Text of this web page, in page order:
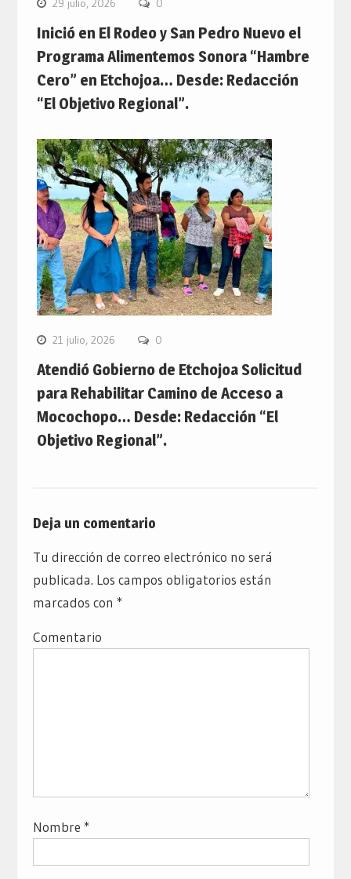
29 julio, 2026 0
Inició en El Rodeo y San Pedro Nuevo el
Programa Alimentemos Sonora “Hambre
Cero” en Etchojoa… Desde: Redacción
“El Objetivo Regional”.
21 julio, 2026 0
Atendió Gobierno de Etchojoa Solicitud
para Rehabilitar Camino de Acceso a
Mocochopo… Desde: Redacción “El
Objetivo Regional”.
Deja un comentario
Tu dirección de correo electrónico no será
publicada. Los campos obligatorios están
marcados con *
Comentario
Nombre *